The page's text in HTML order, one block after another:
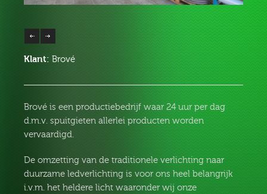
Klant: Brové
Brové is een productiebedrijf waar 24 uur per dag
d.m.v. spuitgieten allerlei producten worden
vervaardigd.
De omzetting van de traditionele verlichting naar
duurzame ledverlichting is voor ons heel belangrijk
i.v.m. het heldere licht waaronder wij onze